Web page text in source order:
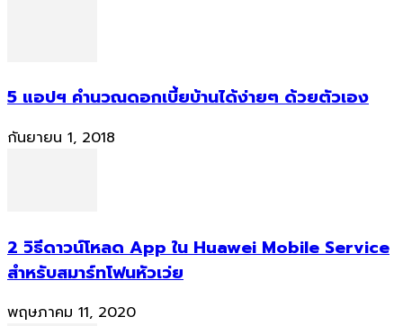
5 แอปฯ คำนวณดอกเบี้ยบ้านได้ง่ายๆ ด้วยตัวเอง
กันยายน 1, 2018
2 วิธีดาวน์โหลด App ใน Huawei Mobile Service
สำหรับสมาร์ทโฟนหัวเว่ย
พฤษภาคม 11, 2020